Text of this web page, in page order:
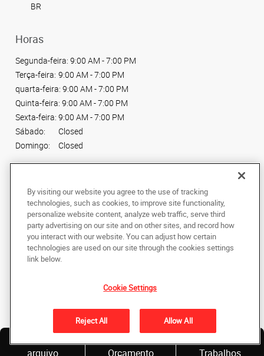
arquivo
Orçamento
Trabalhos
BR
Horas
Segunda-feira: 9:00 AM - 7:00 PM
Terça-feira: 9:00 AM - 7:00 PM
quarta-feira: 9:00 AM - 7:00 PM
Quinta-feira: 9:00 AM - 7:00 PM
Sexta-feira: 9:00 AM - 7:00 PM
Sábado:
Closed
Domingo:
Closed
Copyright © 2024 AlphaGraphics Printshops do Brasil. Todos os direitos
reservados.
Av. Maria Coelho Aguiar, 215, Piso Shopping
Back to Top
Política de Privacidade
By visiting our website you agree to the use of tracking
technologies, such as cookies, to improve site functionality,
personalize website content, analyze web traffic, serve third
party advertising on our site and on other sites, and record how
you interact with our website. You can adjust how certain
technologies are used on our site through the cookies settings
link below.
Cookie Settings
Reject All Allow All